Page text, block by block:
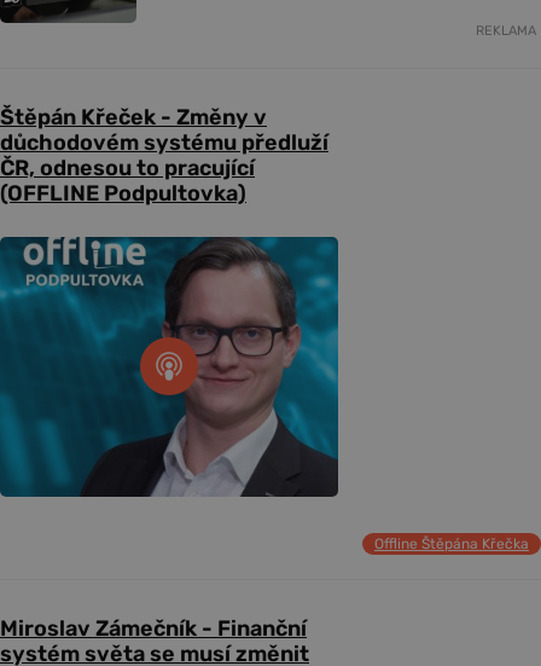
REKLAMA
Štěpán Křeček - Změny v
důchodovém systému předluží
ČR, odnesou to pracující
(OFFLINE Podpultovka)
Offline Štěpána Křečka
Miroslav Zámečník - Finanční
systém světa se musí změnit